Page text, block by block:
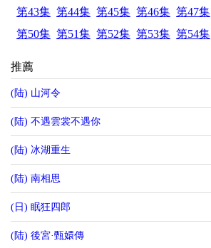
第43集 第44集 第45集 第46集 第47集
第50集 第51集 第52集 第53集 第54集
推薦
(陆) 山河令
(陆) 不遇雲裳不遇你
(陆) 冰湖重生
(陆) 南相思
(日) 眠狂四郎
(陆) 後宮·甄嬛傳